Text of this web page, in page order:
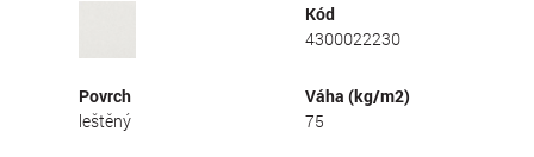
Kód
4300022230
Povrch
leštěný
Váha (kg/m2)
75